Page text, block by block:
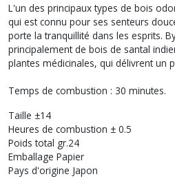
L'un des principaux types de bois
qui est connu pour ses senteurs
porte la tranquillité dans les esprits.
principalement de bois de santal
plantes médicinales, qui délivrent un
Temps de combustion : 30 minutes.
Taille ±14
Heures de combustion ± 0.5
Poids total gr.24
Emballage Papier
Pays d'origine Japon